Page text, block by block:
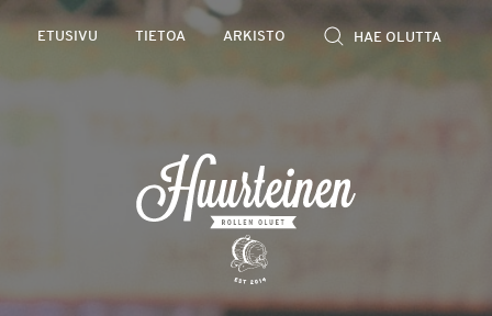
ETUSIVU TIETOA ARKISTO